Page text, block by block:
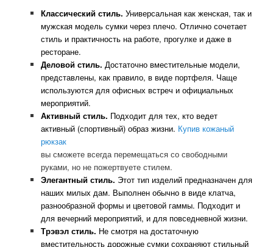
Классический стиль. Универсальная как женская, так и
мужская модель сумки через плечо. Отлично сочетает
стиль и практичность на работе, прогулке и даже в
ресторане.
Деловой стиль. Достаточно вместительные модели,
представлены, как правило, в виде портфеля. Чаще
используются для офисных встреч и официальных
мероприятий.
Активный стиль. Подходит для тех, кто ведет
активный (спортивный) образ жизни. Купив кожаный
рюкзак
вы сможете всегда перемещаться со свободными
руками, но не пожертвуете стилем.
Элегантный стиль. Этот тип изделий предназначен для
наших милых дам. Выполнен обычно в виде клатча,
разнообразной формы и цветовой гаммы. Подходит и
для вечерний мероприятий, и для повседневной жизни.
Трэвэл стиль. Не смотря на достаточную
вместительность дорожные сумки сохраняют стильный